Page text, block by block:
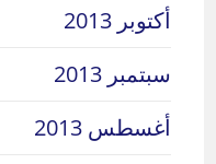
أكتوبر 2013
سبتمبر 2013
أغسطس 2013